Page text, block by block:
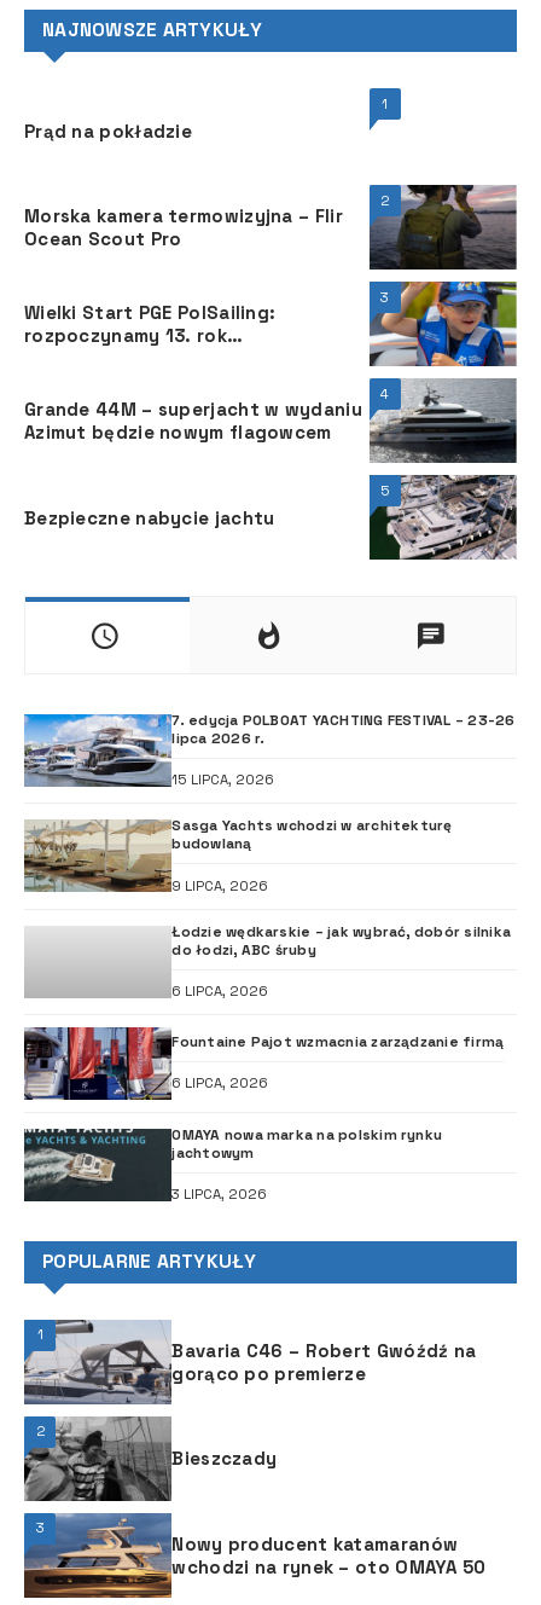
NAJNOWSZE ARTYKUŁY
1
Prąd na pokładzie
2
Morska kamera termowizyjna – Flir
Ocean Scout Pro
3
Wielki Start PGE PolSailing:
rozpoczynamy 13. rok
4
Grande 44M – superjacht w wydaniu
Azimut będzie nowym flagowcem
5
Bezpieczne nabycie jachtu
7. edycja POLBOAT YACHTING FESTIVAL – 23-26
lipca 2026 r.
15 LIPCA, 2026
Sasga Yachts wchodzi w architekturę
budowlaną
9 LIPCA, 2026
Łodzie wędkarskie – jak wybrać, dobór silnika
do łodzi, ABC śruby
6 LIPCA, 2026
Fountaine Pajot wzmacnia zarządzanie firmą
6 LIPCA, 2026
OMAYA nowa marka na polskim rynku
jachtowym
3 LIPCA, 2026
POPULARNE ARTYKUŁY
1
Bavaria C46 – Robert Gwóźdź na
gorąco po premierze
2
Bieszczady
3
Nowy producent katamaranów
wchodzi na rynek – oto OMAYA 50